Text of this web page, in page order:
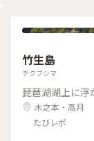
ャーレ水
時間です。。 #
竹生島
チクブシマ
琵琶湖湖上に浮
木之本・高月
たびレポ